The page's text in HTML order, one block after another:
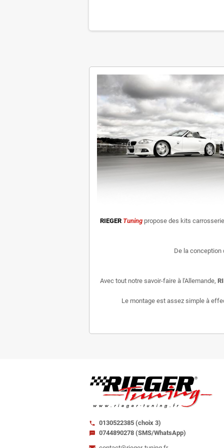
RIEGER Tuning propose des kits
De la conception
Avec tout notre savoir-faire à l'Allemande,
Le montage est assez simple à
call 0130522385 (choix 3)
sms
0744890278 (SMS/WhatsApp)